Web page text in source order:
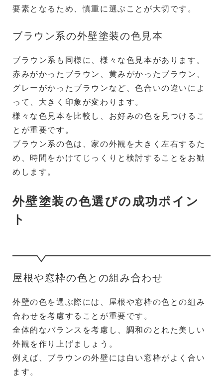
要素となるため、慎重に選ぶことが大切です。
ブラウン系の外壁塗装の色見本
ブラウン系も同様に、様々な色見本があります。
赤みがかったブラウン、黄みがかったブラウン、
グレーがかったブラウンなど、色合いの違いによ
って、大きく印象が変わります。
様々な色見本を比較し、お好みの色を見つけるこ
とが重要です。
ブラウン系の色は、家の外観を大きく左右するた
め、時間をかけてじっくりと検討することをお勧
めします。
外壁塗装の色選びの成功ポイン
ト
屋根や窓枠の色との組み合わせ
外壁の色を選ぶ際には、屋根や窓枠の色との組み
合わせを考慮することが重要です。
全体的なバランスを考慮し、調和のとれた美しい
外観を作り上げましょう。
例えば、ブラウンの外壁には白い窓枠がよく合い
ます。